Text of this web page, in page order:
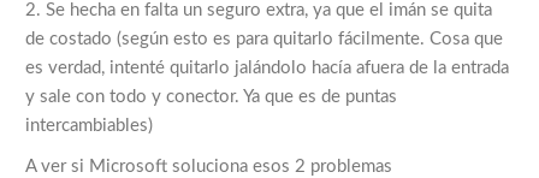
2. Se hecha en falta un seguro extra, ya que el imán se quita
de costado (según esto es para quitarlo fácilmente. Cosa que
es verdad, intenté quitarlo jalándolo hacía afuera de la entrada
y sale con todo y conector. Ya que es de puntas
intercambiables)
A ver si Microsoft soluciona esos 2 problemas